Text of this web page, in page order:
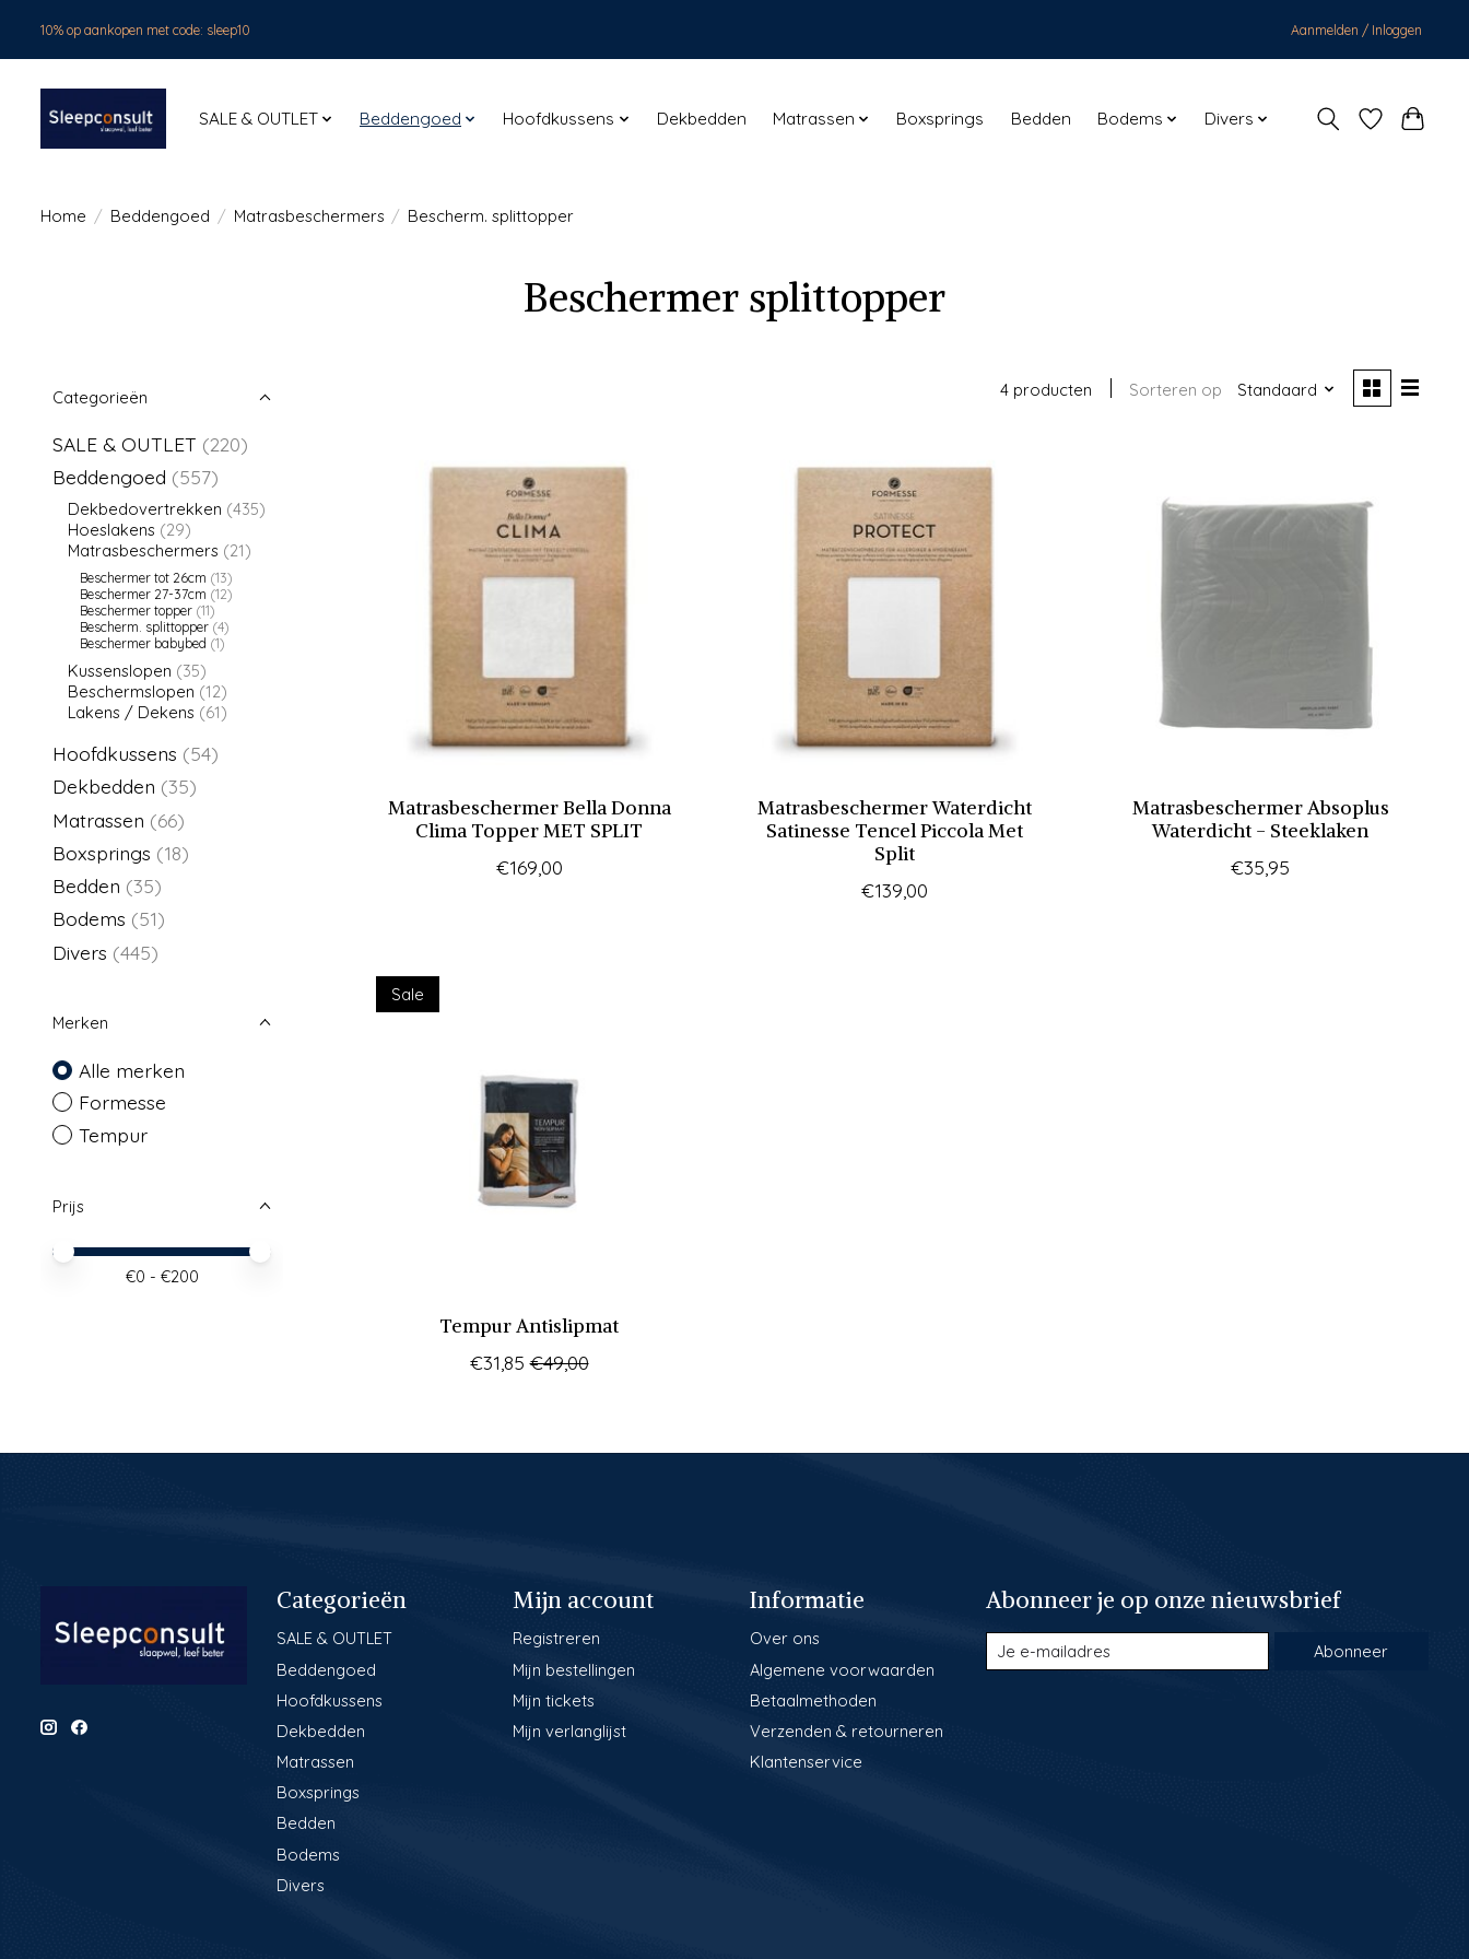
10% op aankopen met code: sleep10 Aanmelden / Inloggen
SALE & OUTLET Beddengoed Hoofdkussens Dekbedden Matrassen Boxsprings Bedden Bodems Divers
Home / Beddengoed / Matrasbeschermers / Bescherm. splittopper
Beschermer splittopper
Categorieën
SALE & OUTLET (220)
Beddengoed (557)
Dekbedovertrekken (435)
Hoeslakens (29)
Matrasbeschermers (21)
Beschermer tot 26cm (13)
Beschermer 27-37cm (12)
Beschermer topper (11)
Bescherm. splittopper (4)
Beschermer babybed (1)
Kussenslopen (35)
Beschermslopen (12)
Lakens / Dekens (61)
Hoofdkussens (54)
Dekbedden (35)
Matrassen (66)
Boxsprings (18)
Bedden (35)
Bodems (51)
Divers (445)
Merken
Alle merken
Formesse
Tempur
Prijs
Minimale prijswaarde
Price maximum value
€0 - €200
4 producten Sorteren op Standaard
Matrasbeschermer Bella Donna
Clima Topper MET SPLIT
€169,00
Matrasbeschermer Waterdicht
Satinesse Tencel Piccola Met
Split
€139,00
Matrasbeschermer Absoplus
Waterdicht - Steeklaken
€35,95
Sale
Tempur Antislipmat
€31,85 €49,00
Categorieën
SALE & OUTLET
Beddengoed
Hoofdkussens
Dekbedden
Matrassen
Boxsprings
Bedden
Bodems
Divers
Mijn account
Registreren
Mijn bestellingen
Mijn tickets
Mijn verlanglijst
Informatie
Over ons
Algemene voorwaarden
Betaalmethoden
Verzenden & retourneren
Klantenservice
Abonneer je op onze nieuwsbrief
Abonneer